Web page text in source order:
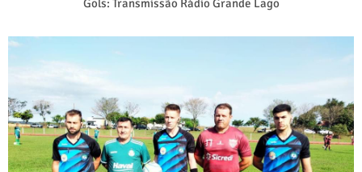
Gols: Transmissão Rádio Grande Lago